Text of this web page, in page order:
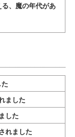
、魔の年代があ
ました
した
れました